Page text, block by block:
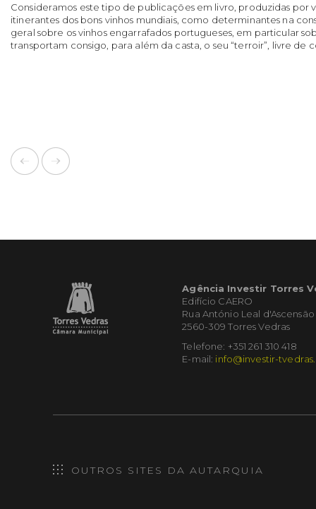
Consideramos este tipo de publicações em livro, produzidas por
itinerantes dos bons vinhos mundiais, como determinantes na
geral sobre os vinhos engarrafados portugueses, em particular
transportam consigo, para além da casta, o seu “terroir”, livre de
Agência Investir Torres
Edifício CAERO
Rua António Leal d'Ascensão
2560-309 Torres Vedras
Telefone: +351 261 310 418
E-mail: info@investir-
OUTROS SITES DA AUTARQUIA